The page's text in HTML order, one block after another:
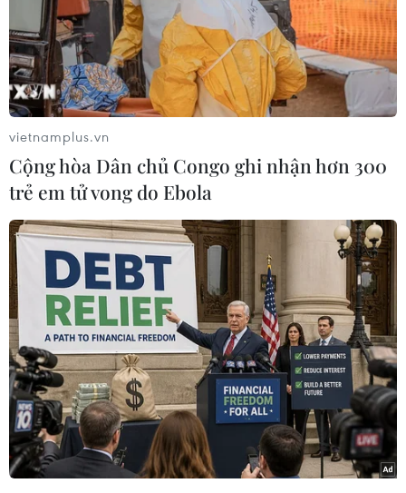
Vở xiếc nhạc kịch “Chuyện tình Biển xanh” tại sân khấu Cung
điện Hải vương. (Ảnh: CTV/Vietnam+)
Ban tổ chức cho biết Lễ hội Đại dương (Ocean
Festival) lấy cảm hứng từ truyện cổ tích Nàng
Tiên Cá sẽ diễn ra từ ngày 30/4-3/5, tại Công
viên Thiên đường Bảo Sơn. Theo đó, không gian
lễ hội sẽ hóa thành đại dương rực rỡ với nhiều
mô hình tiểu cảnh ấn tượng được thiết kế và
trang trí kỳ công.
Không chỉ vậy, các hoạt động nghệ thuật như
“Carnival Vũ hội Đại dương”
và vở xiếc nhạc
kịch “Chuyện tình Biển xanh”tại sân khấu Cung
điện Hải vương sẽ lần đầu tiên được ra mắt
trong kỳ nghỉ lễ năm nay.
[Công viên Thiên Đường Bảo Sơn tổ chức 'Đại
tiệc rừng xanh' chào Hè]
Với truyền thống tổ chức diễu hành vào các dịp
vietnamplus.vn
Cộng hòa Dân chủ Congo ghi nhận hơn 300
trẻ em tử vong do Ebola